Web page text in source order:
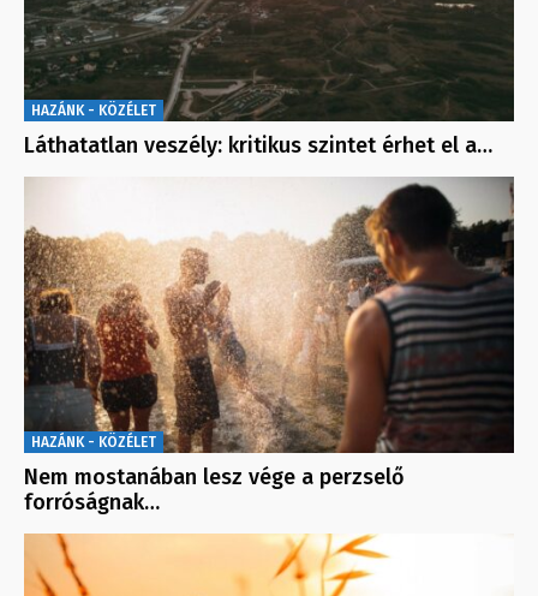
HAZÁNK - KÖZÉLET
Láthatatlan veszély: kritikus szintet érhet el a…
HAZÁNK - KÖZÉLET
Nem mostanában lesz vége a perzselő
forróságnak…